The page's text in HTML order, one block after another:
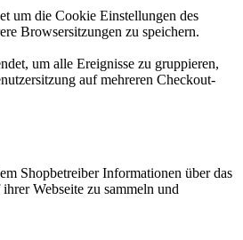
Shopbetreiber Informationen über das
Webseite zu sammeln und
den Besucherverkehr auf der
kann die Herkunft von Bestellungen
nachvollzogen werden.
Webseitenaktivitäten zu verfolgen. Die